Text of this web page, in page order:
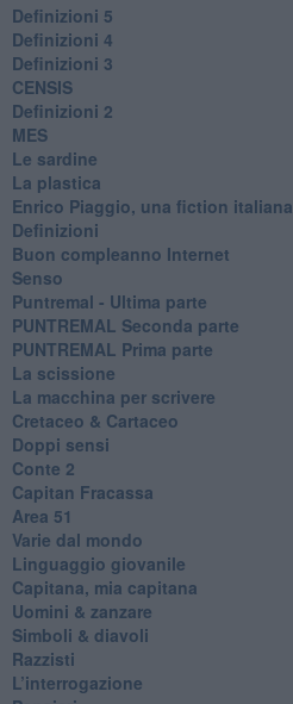
Definizioni 5
Definizioni 4
Definizioni 3
CENSIS
​Definizioni 2
MES
Le sardine
La plastica
​Enrico Piaggio, una fiction italiana
Definizioni
​Buon compleanno Internet
Senso
Puntremal - Ultima parte
PUNTREMAL Seconda parte
​PUNTREMAL Prima parte
La scissione
La macchina per scrivere
Cretaceo & Cartaceo
Doppi sensi
​Conte 2
​Capitan Fracassa
​Area 51
Varie dal mondo
​Linguaggio giovanile
​Capitana, mia capitana
Uomini & zanzare
​Simboli & diavoli
Razzisti
​L’interrogazione